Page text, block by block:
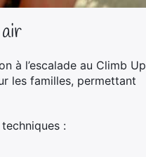
à l’escalade au Climb Up
les familles, permettant
: